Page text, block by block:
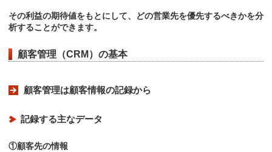
その利益の期待値をもとにして、どの営業先を優先するべきかを分
析することができます。
顧客管理（CRM）の基本
顧客管理は顧客情報の記録から
記録する主なデータ
①顧客先の情報